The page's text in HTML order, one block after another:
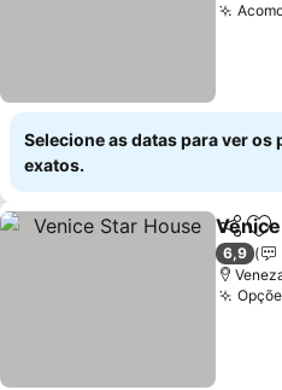
Selecione as datas para ver os
exatos.
6,9